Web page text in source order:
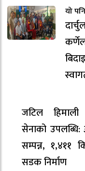
यो
जटिल
सेनाको
सम्पन्न, १,४११
सडक निर्माण